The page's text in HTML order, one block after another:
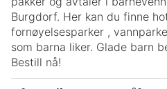
Burgdorf. Her kan du finne
fornøyelsesparker ,
som barna liker. Glade barn
Bestill nå!